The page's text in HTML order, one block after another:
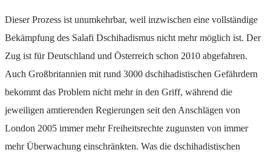
Dieser Prozess ist unumkehrbar, weil inzwischen eine vollständige
Bekämpfung des Salafi Dschihadismus nicht mehr möglich ist. Der
Zug ist für Deutschland und Österreich schon 2010 abgefahren.
Auch Großbritannien mit rund 3000 dschihadistischen Gefährdern
bekommt das Problem nicht mehr in den Griff, während die
jeweiligen amtierenden Regierungen seit den Anschlägen von
London 2005 immer mehr Freiheitsrechte zugunsten von immer
mehr Überwachung einschränkten. Was die dschihadistischen